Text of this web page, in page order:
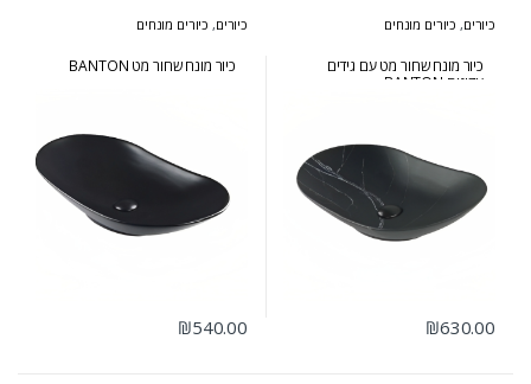
כיורים, כיורים מונחים
כיור מונח שחור מט עם גידים
עדינים BANTON
₪630.00
כיורים, כיורים מונחים
כיור מונח שחור מט BANTON
₪540.00